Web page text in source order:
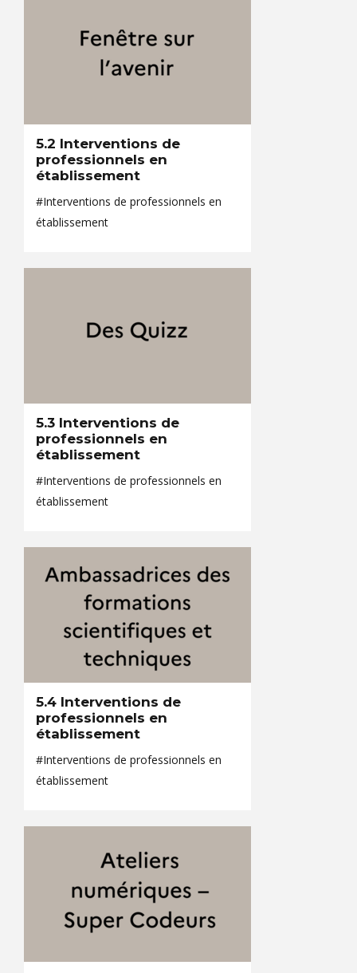
5.2 Interventions de
professionnels en
établissement
#Interventions de professionnels en
établissement
5.3 Interventions de
professionnels en
établissement
#Interventions de professionnels en
établissement
5.4 Interventions de
professionnels en
établissement
#Interventions de professionnels en
établissement